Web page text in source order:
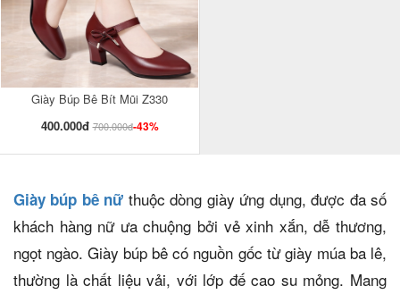
Giày Búp Bê Bít Mũi Z330
400.000đ 700.000đ-43%
Giày búp bê nữ thuộc dòng giày ứng dụng, được đa số
khách hàng nữ ưa chuộng bởi vẻ xinh xắn, dễ thương,
ngọt ngào. Giày búp bê có nguồn gốc từ giày múa ba lê,
thường là chất liệu vải, với lớp đế cao su mỏng. Mang